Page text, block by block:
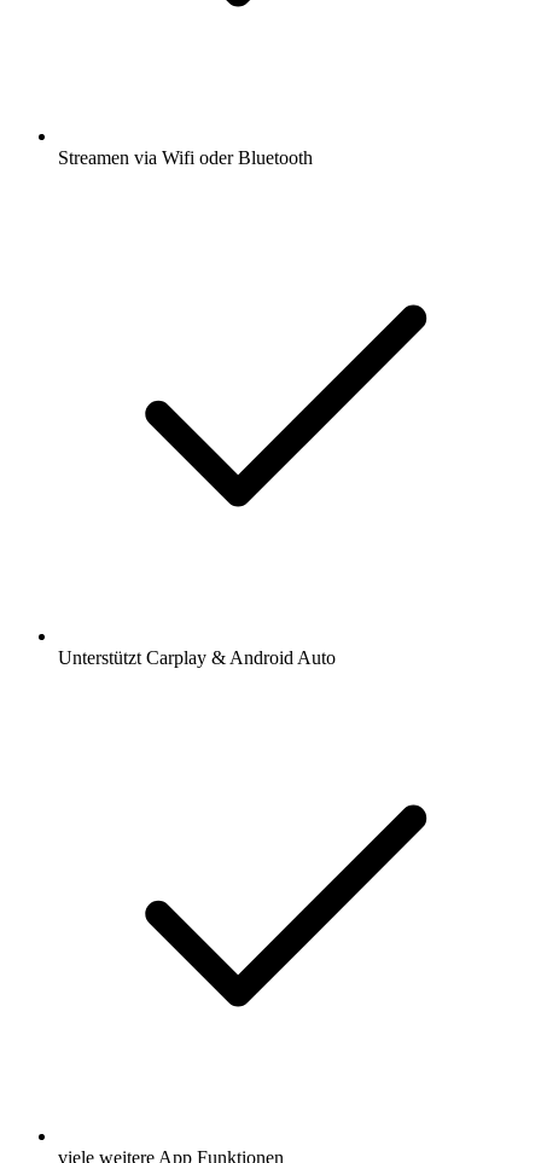
Streamen via Wifi oder Bluetooth
Unterstützt Carplay & Android Auto
viele weitere App Funktionen